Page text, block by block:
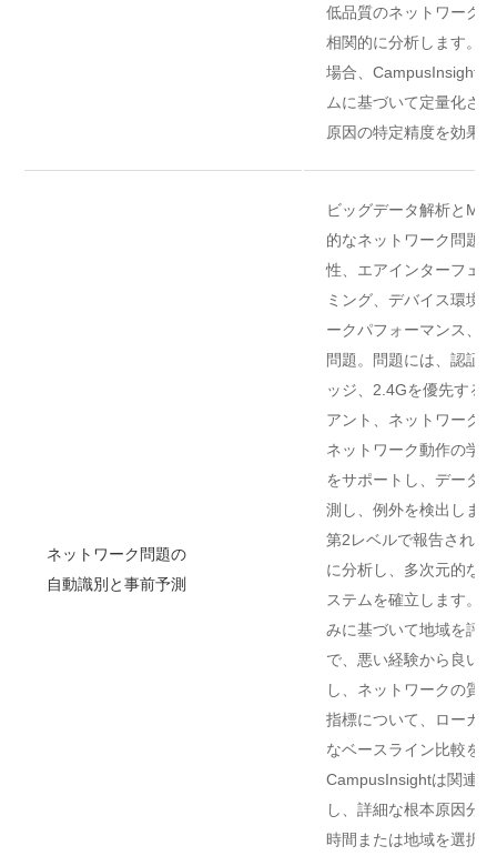
低品質のネットワーク
相関的に分析します。
場合、CampusInsight
ムに基づいて定量化さ
原因の特定精度を効果
ネットワーク問題の
自動識別と事前予測
ビッグデータ解析とML
的なネットワーク問題
性、エアインターフェ
ミング、デバイス環境
ークパフォーマンス、
問題。問題には、認証
ッジ、2.4Gを優先する
アント、ネットワーク
ネットワーク動作の学
をサポートし、データ
測し、例外を検出しま
第2レベルで報告された
に分析し、多次元的な
ステムを確立します。
みに基づいて地域を評
で、悪い経験から良い
し、ネットワークの質
指標について、ローカ
なベースライン比較を
CampusInsightは関連
し、詳細な根本原因分
時間または地域を選択